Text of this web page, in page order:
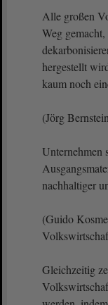
Alle großen
Weg
hergestellt
kaum noch
(Jörg
Unternehmen
nachhaltiger
(Guido
Gleichzeitig